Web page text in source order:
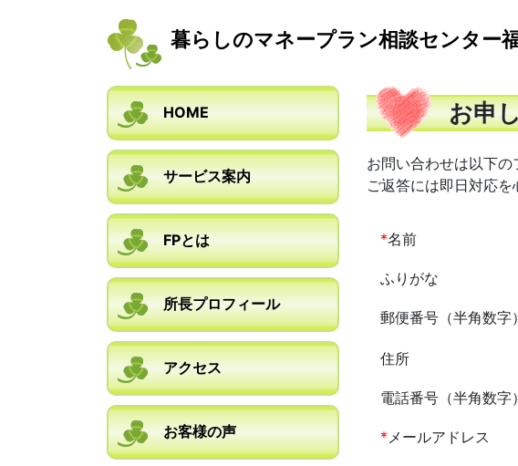
暮らしのマネープラン相談センター
HOME
サービス案内
FPとは
所長プロフィール
アクセス
お客様の声
お申
お問い合わせは以下の
ご返答には即日対応
*名前
ふりがな
郵便番号 （半角数字）
住所
電話番号 （半角数字）
*メールアドレス